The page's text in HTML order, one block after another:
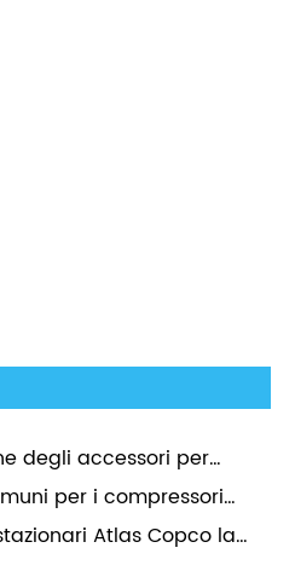
degli accessori per
per le prestazioni
per i compressori
Atlas Copco la